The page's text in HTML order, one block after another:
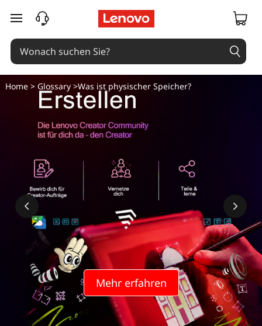
W
a
zum Hauptinhalt springen
Mehr erfahren
Home> Glossary>Was ist physischer Speicher?